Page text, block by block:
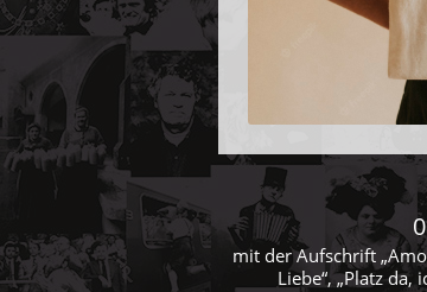
mit der Aufschrift
Liebe“, „Platz da,